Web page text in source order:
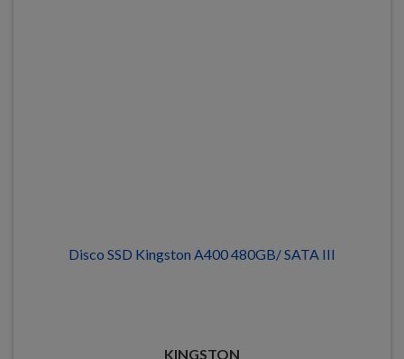
Disco SSD Kingston A400 480GB/ SATA III
KINGSTON